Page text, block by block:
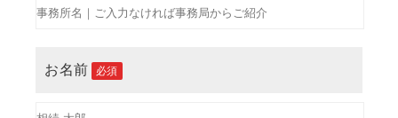
お名前 必須